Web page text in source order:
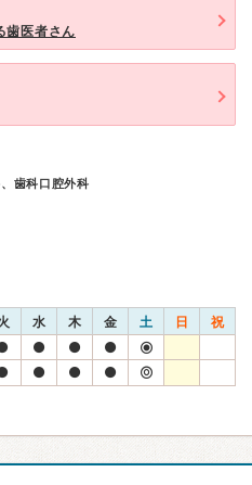
歯医者さん
歯科口腔外科
水 木 金 土 日 祝